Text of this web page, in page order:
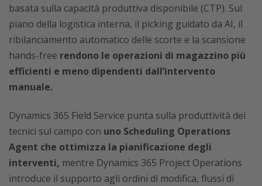
basata sulla capacità produttiva disponibile (CTP). Sul
piano della logistica interna, il picking guidato da AI, il
ribilanciamento automatico delle scorte e la scansione
hands-free rendono le operazioni di magazzino più
efficienti e meno dipendenti dall’intervento
manuale.
Dynamics 365 Field Service punta sulla produttività dei
tecnici sul campo con uno Scheduling Operations
Agent che ottimizza la pianificazione degli
interventi, mentre Dynamics 365 Project Operations
introduce il supporto agli ordini di modifica, flussi di